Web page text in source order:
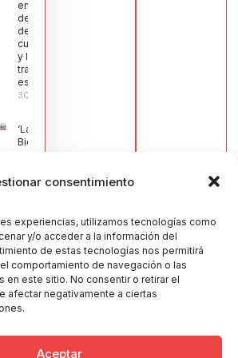
consentimiento
experiencias, utilizamos tecnologías como
y/o acceder a la información del
de estas tecnologías nos permitirá
comportamiento de navegación o las
en este sitio. No consentir o retirar el
afectar negativamente a ciertas
Aceptar
en defensa
del sector
de la
cuchillería
y la navaja
tradicional
española
30/07/2026
‘La
Bienvenida’,
estampa de
de la Virgen
Muñoz
Muñoz,
anuncia las
Fiestas
Patronales
2026
30/07/2026